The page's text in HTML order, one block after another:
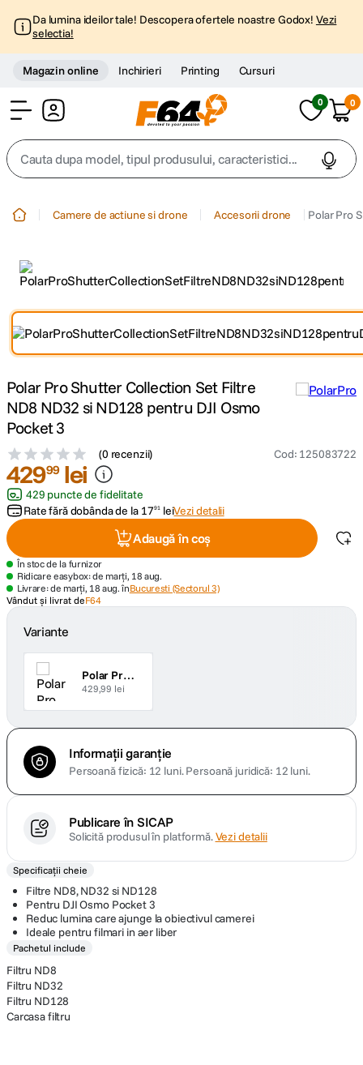
Da lumina ideilor tale! Descopera ofertele noastre Godox! Vezi
selectia!
Magazin online Inchirieri Printing Cursuri
0 0
Cauta dupa model, tipul produsului, caracteristici...
2. trepied
4. peak design
canon sx740 hs
6. lavaliera
7 . card memorie
8. dji mic mini
10. insta 360
Camere de actiune si drone Accesorii drone Polar Pro
Polar Pro Shutter Collection Set Filtre
ND8 ND32 si ND128 pentru DJI Osmo
Pocket 3
(0 recenzii) Cod: 125083722
42999 lei
429 puncte de fidelitate
Rate fără dobânda de la 1791 leiVezi detalii
Adaugă în coș
În stoc de la furnizor
Ridicare easybox: de marți, 18 aug.
Livrare: de marți, 18 aug. înBucuresti (Sectorul 3)
Vândut și livrat deF64
Variante
Polar Pro Vivid Collection Kit Fitre ND8/PL ND32/PL si ND128/PL pentru DJI Osmo Pocket 3
429,99 lei
Informații garanție
Persoană fizică: 12 luni.Persoană juridică: 12 luni.
Publicare în SICAP
Solicită produsul în platformă.Vezi detalii
Specificații cheie
Filtre ND8, ND32 si ND128
Pentru DJI Osmo Pocket 3
Reduc lumina care ajunge la obiectivul camerei
Ideale pentru filmari in aer liber
Pachetul include
Filtru ND8
Filtru ND32
Filtru ND128
Carcasa filtru